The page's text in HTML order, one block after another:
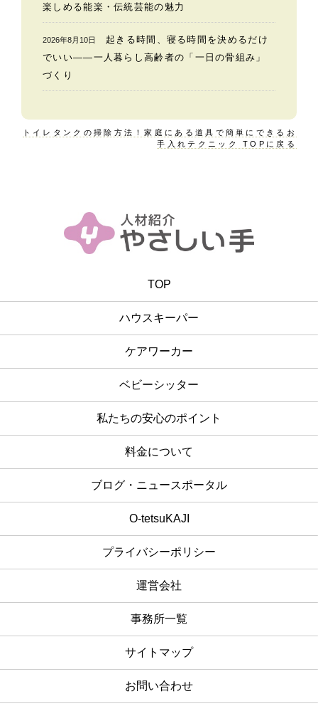
楽しめる能楽・伝統芸能の魅力
2026年8月10日
起きる時間、寝る時間を決めるだけ
でいい——一人暮らし高齢者の「一日の骨組み」
づくり
トイレタンクの掃除方法！家庭にある道具で簡単にできるお
手入れテクニック TOPに戻る
TOP
ハウスキーパー
ケアワーカー
ベビーシッター
私たちの安心のポイント
料金について
ブログ・ニュースポータル
O-tetsuKAJI
プライバシーポリシー
運営会社
事務所一覧
サイトマップ
お問い合わせ